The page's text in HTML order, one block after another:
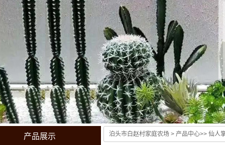
产品展示 泊头市白赵村家庭农场 > 产品中心>> 仙人